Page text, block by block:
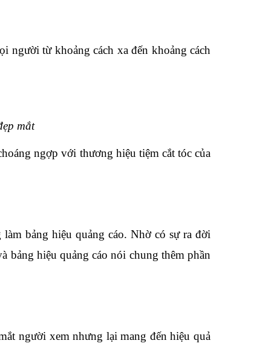
người từ khoảng cách xa đến khoảng cách
mắt
ngợp với thương hiệu tiệm cắt tóc của
bảng hiệu quảng cáo. Nhờ có sự ra đời
bảng hiệu quảng cáo nói chung thêm phần
người xem nhưng lại mang đến hiệu quả